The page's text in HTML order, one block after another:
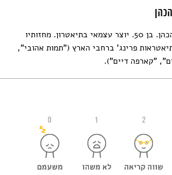
אריאל הכהן. בן 50. יוצר עצמאי בתיאטרון. מחזותיו
פרינג' ברחבי הארץ ("תמות אהובי",
"קארפה דיים").
0 1 2